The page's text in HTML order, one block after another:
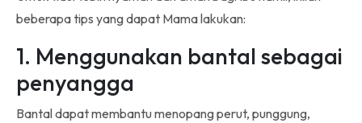
beberapa tips yang dapat Mama lakukan:
1. Menggunakan bantal sebagai
penyangga
Bantal dapat membantu menopang perut, punggung,